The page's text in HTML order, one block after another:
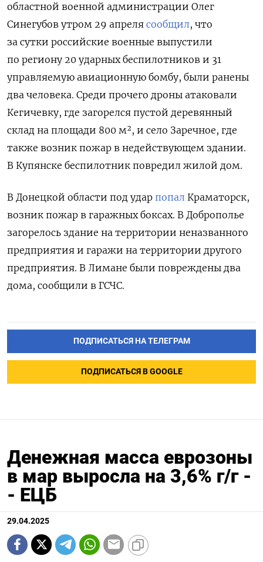
областной военной администрации Олег
Синегубов утром 29 апреля сообщил, что
за сутки российские военные выпустили
по региону 20 ударных беспилотников и 31
управляемую авиационную бомбу, были ранены
два человека. Среди прочего дроны атаковали
Кегичевку, где загорелся пустой деревянный
склад на площади 800 м², и село Заречное, где
также возник пожар в недействующем здании.
В Купянске беспилотник повредил жилой дом.
В Донецкой области под удар попал Краматорск,
возник пожар в гаражных боксах. В Доброполье
загорелось здание на территории неназванного
предприятия и гаражи на территории другого
предприятия. В Лимане были повреждены два
дома, сообщили в ГСЧС.
ПОДПИСАТЬСЯ НА ТЕЛЕГРАМ
ПОДПИСАТЬСЯ В GOOGLE
Денежная масса еврозоны
в мар выросла на 3,6% г/г -
- ЕЦБ
29.04.2025